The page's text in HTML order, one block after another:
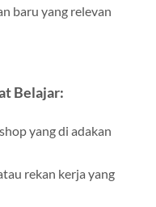
baru yang relevan
Belajar:
yang di adakan
rekan kerja yang